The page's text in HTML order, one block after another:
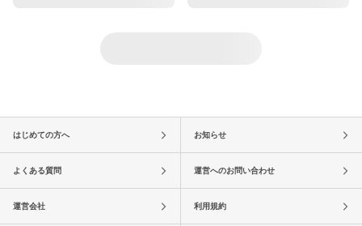
はじめての方へ お知らせ
よくある質問 運営へのお問い合わせ
運営会社 利用規約